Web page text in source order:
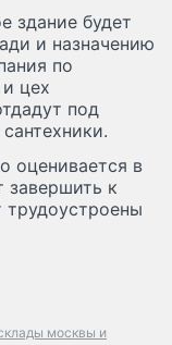
здание будет
и назначению
по
цех
под
оценивается в
завершить к
трудоустроены
москвы и